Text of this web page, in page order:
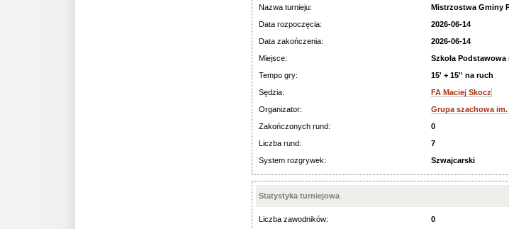
Nazwa turnieju:
Mistrzostwa Gminy
Data rozpoczęcia:
2026-06-14
Data zakończenia:
2026-06-14
Miejsce:
Szkoła Podstawowa
Tempo gry:
15' + 15'' na ruch
Sędzia:
FA Maciej Skocz
Organizator:
Grupa szachowa
Zakończonych rund:
0
Liczba rund:
7
System rozgrywek:
Szwajcarski
Statystyka turniejowa
Liczba zawodników: 0